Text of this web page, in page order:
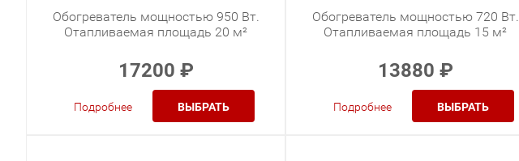
Обогреватель мощностью 950 Вт.
Отапливаемая площадь 20 м²
17200 ₽
Подробнее ВЫБРАТЬ
Обогреватель мощностью 720 Вт.
Отапливаемая площадь 15 м²
13880 ₽
Подробнее ВЫБРАТЬ